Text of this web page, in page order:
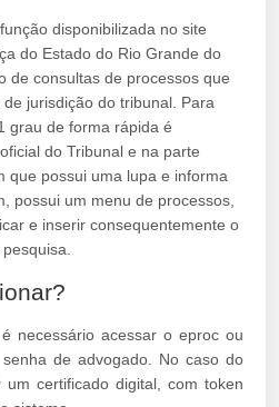
disponibilizada no site
do Estado do Rio Grande do
de consultas de processos que
jurisdição do tribunal. Para
grau de forma rápida é
do Tribunal e na parte
que possui uma lupa e informa
possui um menu de processos,
e inserir consequentemente o
necessário acessar o eproc ou
de advogado. No caso do
um certificado digital, com token